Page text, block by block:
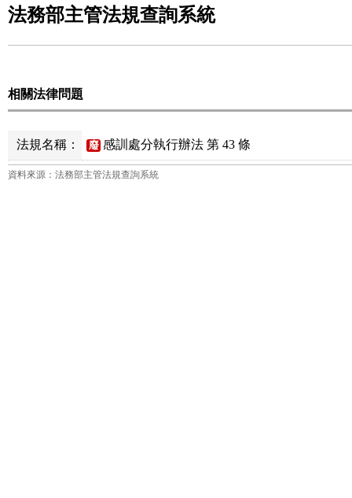
法務部主管法規查詢系統
相關法律問題
法規名稱： 廢 感訓處分執行辦法 第 43 條
資料來源：法務部主管法規查詢系統